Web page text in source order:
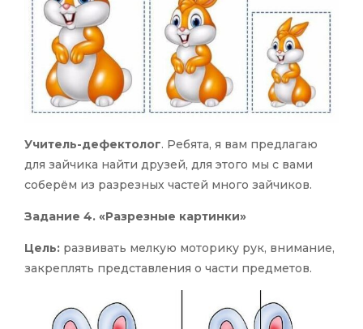
Учитель-дефектолог. Ребята, я вам предлагаю
для зайчика найти друзей, для этого мы с вами
соберём из разрезных частей много зайчиков.
Задание 4. «Разрезные картинки»
Цель: развивать мелкую моторику рук, внимание,
закреплять представления о части предметов.